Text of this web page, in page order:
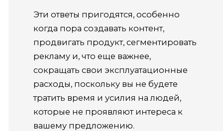
Эти ответы пригодятся, особенно
когда пора создавать контент,
продвигать продукт, сегментировать
рекламу и, что еще важнее,
сокращать свои эксплуатационные
расходы, поскольку вы не будете
тратить время и усилия на людей,
которые не проявляют интереса к
вашему предложению.